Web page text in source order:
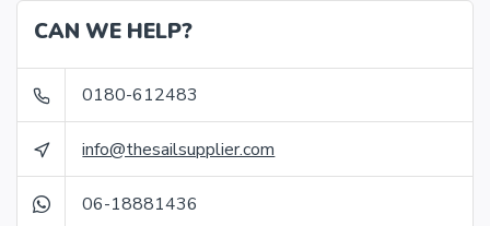
CAN WE HELP?
0180-612483
info@thesailsupplier.com
06-18881436